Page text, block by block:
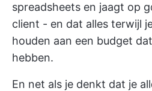
spreadsheets en jaagt op
client - en dat alles terwijl
houden aan een budget
hebben.
En net als je denkt dat je